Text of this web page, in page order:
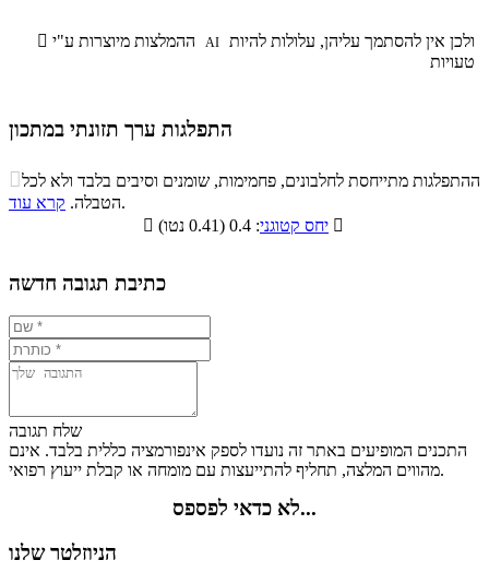
 AI
טעויות
התפלגות ערך תזונתי במתכון
התפלגות ערך תזונתי במתכון
סיבים
תזונתיים
שומנים חלבונים
18.6% 51.1%
ההתפלגות מתייחסת לחלבונים, פחמימות, שומנים וסיבים בלבד ולא לכל
הטבלה. קרא עוד
.

יחס קטוגני 
כתיבת תגובה חדשה
שלח תגובה
התכנים המופיעים באתר זה נועדו לספק אינפורמציה כללית בלבד. אינם
מהווים המלצה, תחליף להתייעצות עם מומחה או קבלת ייעוץ רפואי.
לא כדאי לפספס...
הניוזלטר שלנו